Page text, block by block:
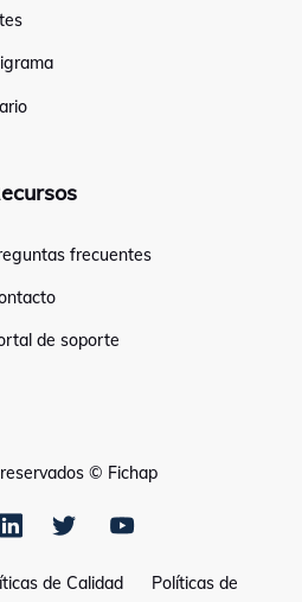
frecuentes
de soporte
© Fichap
de Calidad Políticas de